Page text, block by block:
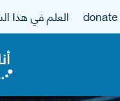
العلم في هذا